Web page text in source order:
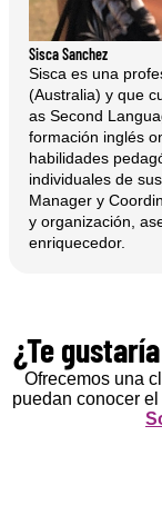
Sisca Sanchez
Sisca es una
(Australia) y que
as Second
formación inglés
habilidades
individuales de
Manager y
y organización,
enriquecedor.
¿Te
Ofrecemos una
puedan conocer